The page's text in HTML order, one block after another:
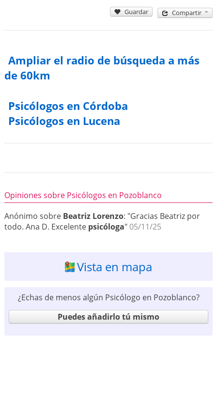
Guardar Compartir
Ampliar el radio de búsqueda a más
de 60km
Psicólogos en Córdoba
Psicólogos en Lucena
Opiniones sobre Psicólogos en Pozoblanco
Anónimo sobre Beatriz Lorenzo: "Gracias Beatriz por
todo. Ana D. Excelente psicóloga" 05/11/25
Vista en mapa
¿Echas de menos algún Psicólogo en Pozoblanco?
Puedes añadirlo tú mismo